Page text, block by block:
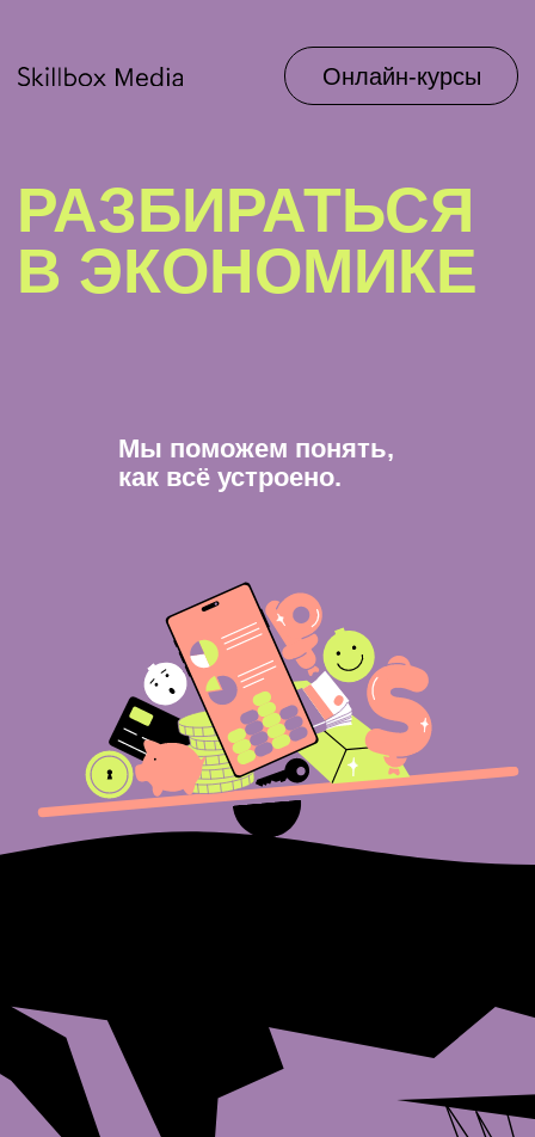
Онлайн-курсы
В ЭКОНОМИКЕ
повышают цены на продукты
и снижают зарплаты.